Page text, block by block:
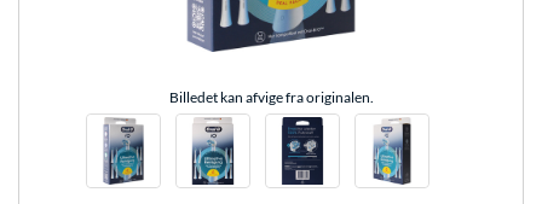
Billedet kan afvige fra originalen.